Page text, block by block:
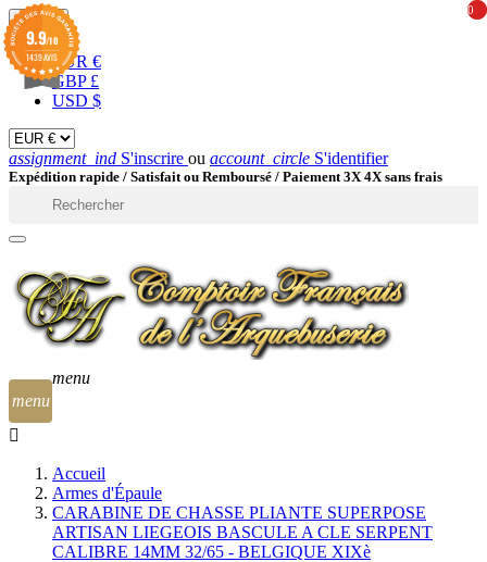
EUR 
EUR €
GBP £
USD $
assignment_ind S'inscrire ou account_circle S'identifier
Expédition rapide / Satisfait ou Remboursé / Paiement 3X 4X sans frais
menu
0
0
menu
Accueil
Armes d'Épaule
CARABINE DE CHASSE PLIANTE SUPERPOSE
ARTISAN LIEGEOIS BASCULE A CLE SERPENT
CALIBRE 14MM 32/65 - BELGIQUE XIXè
9.9/10
1439 AVIS